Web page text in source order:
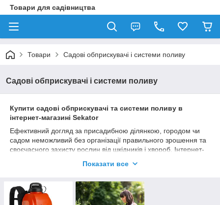
Товари для садівництва
Товари Садові обприскувачі і системи поливу
Садові обприскувачі і системи поливу
Купити садові обприскувачі та системи поливу в
інтернет-магазині Sekator
Ефективний догляд за присадибною ділянкою, городом чи
садом неможливий без організації правильного зрошення та
своєчасного захисту рослин від шкідників і хвороб. Інтернет-
обладнання для поливу та обприскування. У нашому каталозі
допоможуть підтримувати ідеальний баланс вологи в ґрунті
та гарантують високу врожайність.
Показати все